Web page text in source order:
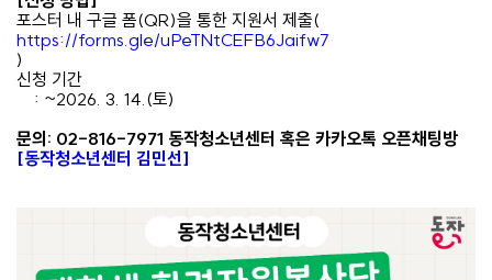
포스터 내 구글 폼(QR)을 통한 지원서 제출(
https://forms.gle/uPeTNtCEFB6Jaifw7
)
신청 기간
: ~2026. 3. 14.(토)
문의: 02-816-7971 동작청소년센터 혹은 카카오톡 오픈채팅방
[동작청소년센터 김민선]